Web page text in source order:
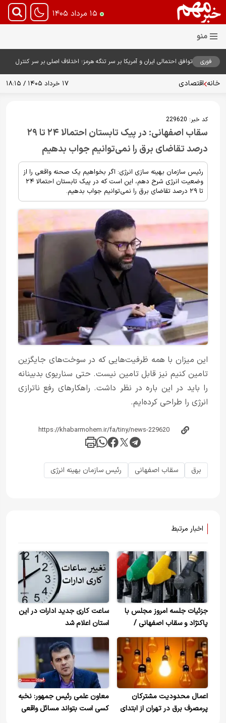
۱۵ مرداد ۱۴۰۵
فوری
توافق احتمالی ایران و آمریکا بر سر تنگه هرمز؛ اختلاف اصلی بر سر کنترل
خانه اقتصادی ۱۷ خرداد ۱۴۰۵ / ۱۸:۱۵
کد خبر: 229620
سقاب اصفهانی: در پیک تابستان احتمالا ۲۴ تا ۲۹
درصد تقاضای برق را نمی‌توانیم جواب بدهیم
رئیس سازمان بهینه سازی انرژی: اگر بخواهیم یک صحنه واقعی را از
وضعیت انرژی شرح دهم، این است که در پیک تابستان احتمالا ۲۴
تا ۲۹ درصد تقاضای برق را نمی‌توانیم جواب بدهیم.
این میزان با همه ظرفیت‌هایی که در سوخت‌های جایگزین
تامین کنیم نیز قابل تامین نیست. حتی سناریوی بدبینانه
را باید در این باره در نظر داشت. راهکارهای رفع ناترازی
انرژی را طراحی کرده‌ایم.
برق سقاب اصفهانی رئیس سازمان بهینه انرژی
اخبار مرتبط
جزئیات جلسه امروز مجلس با
پاکنژاد و سقاب اصفهانی /
مخالف پیشنهادهای مطرح شده
درباره افزایش قیمت بنزین
هستم
ساعت کاری جدید ادارات در این
استان اعلام شد
اعمال محدودیت مشترکان
پرمصرف برق در تهران از ابتدای
معاون علمی رئیس جمهور: نخبه
کسی است بتواند مسائل واقعی